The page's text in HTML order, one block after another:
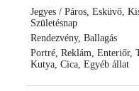
Jegyes / Páros, Esküvő,
Születésnap
Rendezvény, Ballagás
Portré, Reklám, Enteriőr,
Kutya, Cica, Egyéb állat